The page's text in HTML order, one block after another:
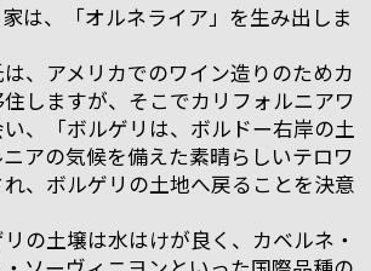
は、「オルネライア」を生み出しま
、アメリカでのワイン造りのためカ
しますが、そこでカリフォルニアワ
、「ボルゲリは、ボルドー右岸の土
アの気候を備えた素晴らしいテロワ
、ボルゲリの土地へ戻ることを決意
の土壌は水はけが良く、カベルネ・